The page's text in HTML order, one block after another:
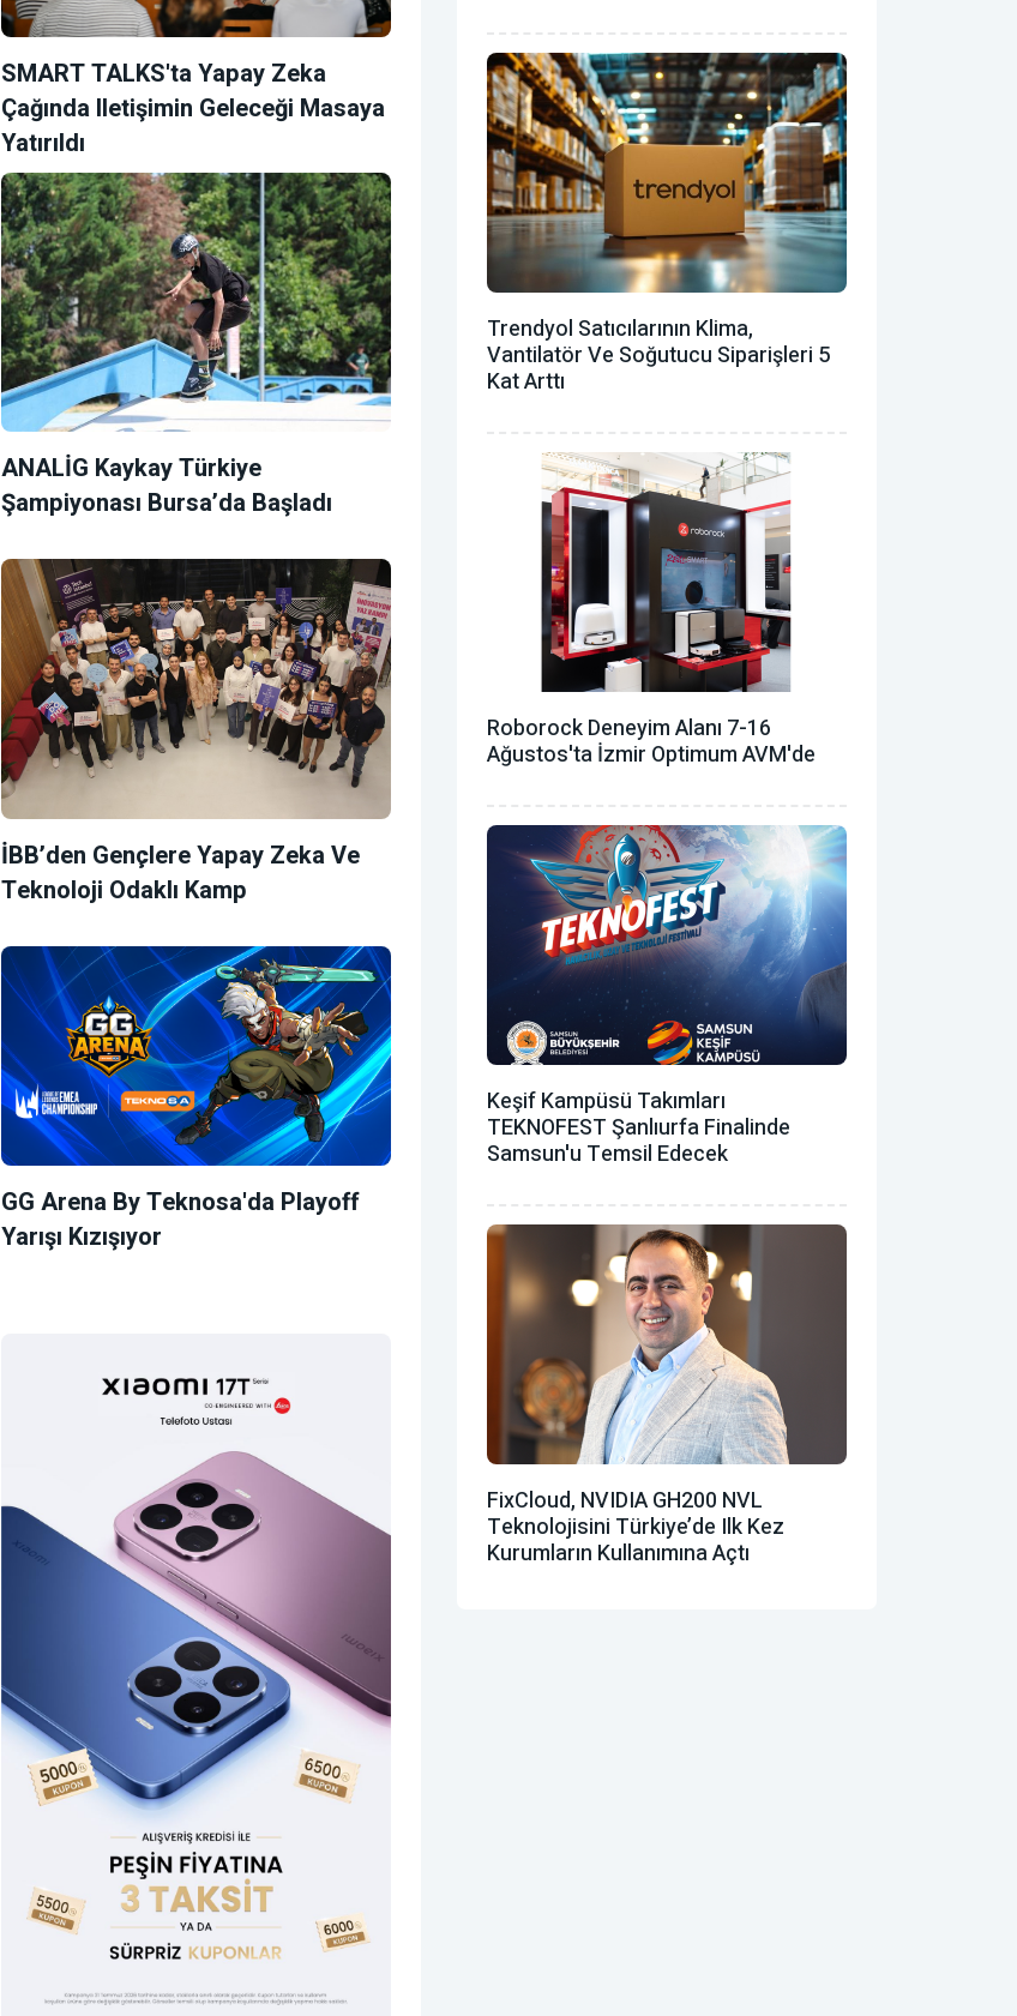
SMART TALKS'ta Yapay Zeka
Çağında Iletişimin Geleceği Masaya
Yatırıldı
ANALİG Kaykay Türkiye
Şampiyonası Bursa’da Başladı
İBB’den Gençlere Yapay Zeka Ve
Teknoloji Odaklı Kamp
GG Arena By Teknosa'da Playoff
Yarışı Kızışıyor
Trendyol Satıcılarının Klima,
Vantilatör ‎ve Soğutucu Siparişleri 5
Kat Arttı
Roborock Deneyim Alanı 7-16
Ağustos'ta İzmir Optimum AVM'de
Keşif Kampüsü Takımları
TEKNOFEST Şanlıurfa Finalinde
Samsun'u Temsil Edecek
FixCloud, NVIDIA GH200 NVL
Teknolojisini Türkiye’de Ilk Kez
Kurumların Kullanımına Açtı